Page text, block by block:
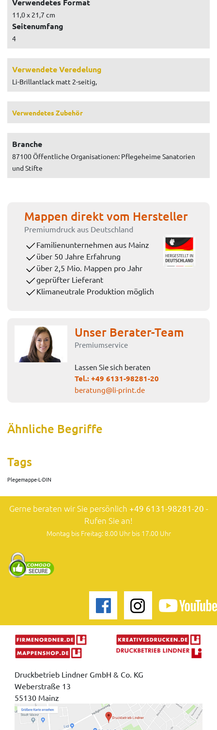
Verwendetes Format
11,0 x 21,7 cm
Seitenumfang
4
Verwendete Veredelung
Li-Brillantlack matt 2-seitig,
Verwendetes Zubehör
Branche
87100 Öffentliche Organisationen: Pflegeheime Sanatorien
und Stifte
Mappen direkt vom Hersteller
Premiumdruck aus Deutschland
Familienunternehmen aus Mainz
über 50 Jahre Erfahrung
über 2,5 Mio. Mappen pro Jahr
geprüfter Lieferant
Klimaneutrale Produktion möglich
Unser Berater-Team
Premiumservice
Lassen Sie sich beraten
Tel.:+49 6131-98281-20
beratung@li-print.de
Ähnliche Begriffe
Tags
Plegemappe-L-DIN
Gerne beraten wir Sie persönlich +49 6131-98281-20 -
Rufen Sie an!
Montag bis Freitag: 8.00 Uhr bis 17.00 Uhr
Druckbetrieb Lindner GmbH & Co. KG
Weberstraße 13
55130 Mainz